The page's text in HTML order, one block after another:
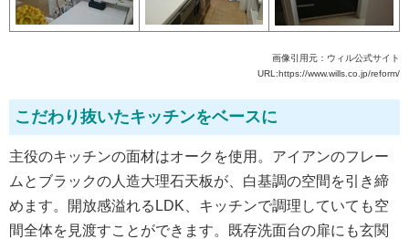
画像引用元：ウィル公式サイト
URL:https://www.wills.co.jp/reform/
こだわり抜いたキッチンをベースに
主役のキッチンの面材はオークを使用。アイアンのフレー
ムとブラックの人造大理石天板が、白基調の空間を引き締
めます。開放感溢れるLDK、キッチンで調理していても空
間全体を見渡すことができます。既存洗面台の扉にも玄関